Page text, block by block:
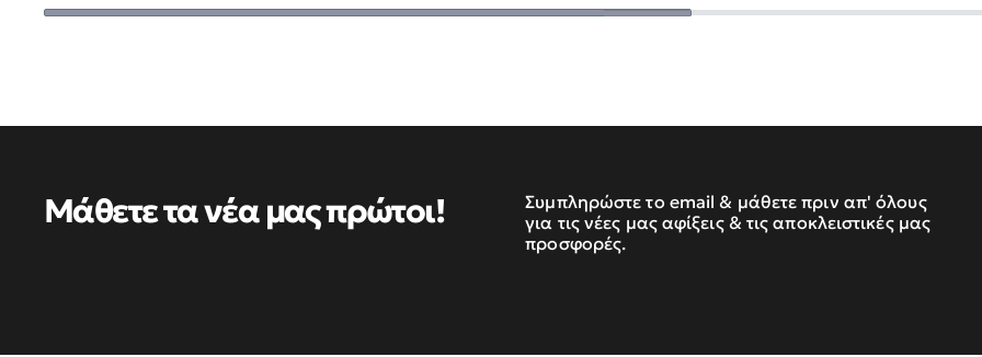
Μάθετε τα νέα μας πρώτοι!
Συμπληρώστε το email & μάθετε πριν απ' όλους
για τις νέες μας αφίξεις & τις αποκλειστικές μας
προσφορές.